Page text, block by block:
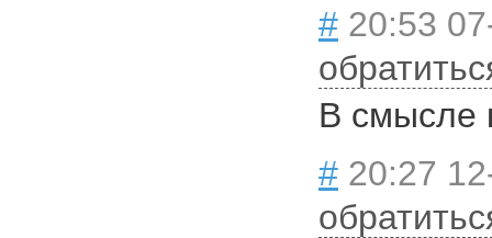
# 20:53
В смысле
# 20:27